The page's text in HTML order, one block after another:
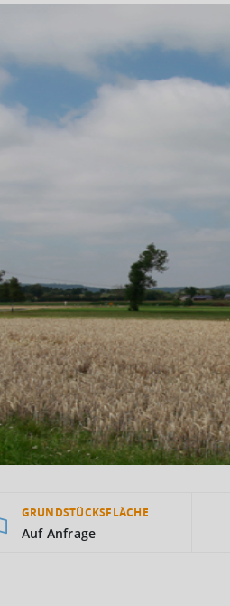
GRUNDSTÜCKSFLÄCHE
Auf Anfrage